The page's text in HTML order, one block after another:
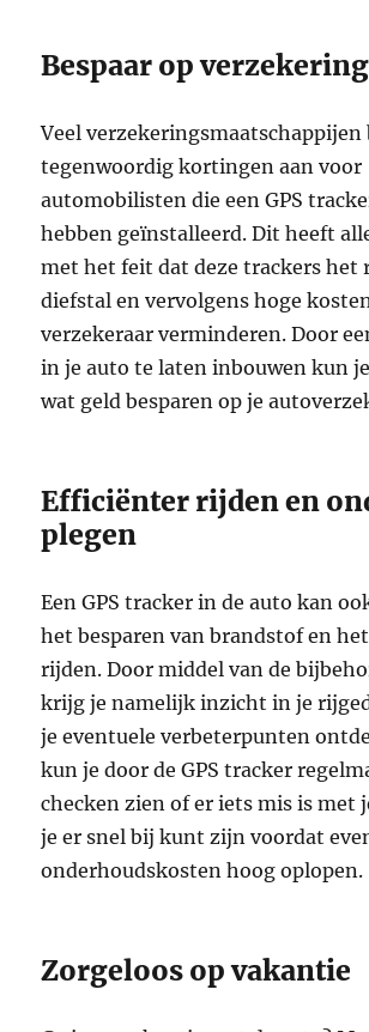
Bespaar op
Veel verzekeringsmaatschappijen
tegenwoordig kortingen aan voor
automobilisten die een GPS
hebben geïnstalleerd. Dit heeft
met het feit dat deze trackers het
diefstal en vervolgens hoge
verzekeraar verminderen. Door
in je auto te laten inbouwen kun
wat geld besparen op je
Efficiënter rijden en
plegen
Een GPS tracker in de auto kan
het besparen van brandstof en
rijden. Door middel van de
krijg je namelijk inzicht in je
je eventuele verbeterpunten
kun je door de GPS tracker
checken zien of er iets mis is met
je er snel bij kunt zijn voordat
onderhoudskosten hoog oplopen.
Zorgeloos op vakantie